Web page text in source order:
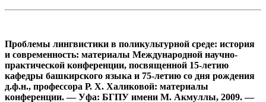
Проблемы лингвистики в поликультурной среде: история
и современность: материалы Международной научно-
практической конференции, посвященной 15-летию
кафедры башкирского языка и 75-летию со дня рождения
д.ф.н., профессора Р. Х. Халиковой: материалы
конференции. — Уфа: БГПУ имени М. Акмуллы, 2009. —